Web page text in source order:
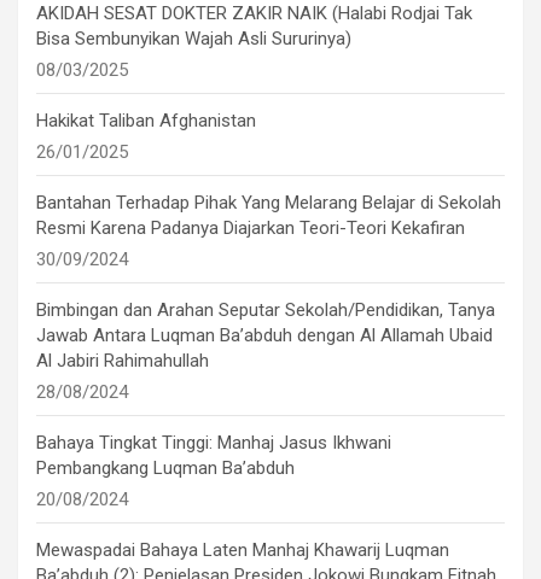
AKIDAH SESAT DOKTER ZAKIR NAIK (Halabi Rodjai Tak
Bisa Sembunyikan Wajah Asli Sururinya)
08/03/2025
Hakikat Taliban Afghanistan
26/01/2025
Bantahan Terhadap Pihak Yang Melarang Belajar di Sekolah
Resmi Karena Padanya Diajarkan Teori-Teori Kekafiran
30/09/2024
Bimbingan dan Arahan Seputar Sekolah/Pendidikan, Tanya
Jawab Antara Luqman Ba’abduh dengan Al Allamah Ubaid
Al Jabiri Rahimahullah
28/08/2024
Bahaya Tingkat Tinggi: Manhaj Jasus Ikhwani
Pembangkang Luqman Ba’abduh
20/08/2024
Mewaspadai Bahaya Laten Manhaj Khawarij Luqman